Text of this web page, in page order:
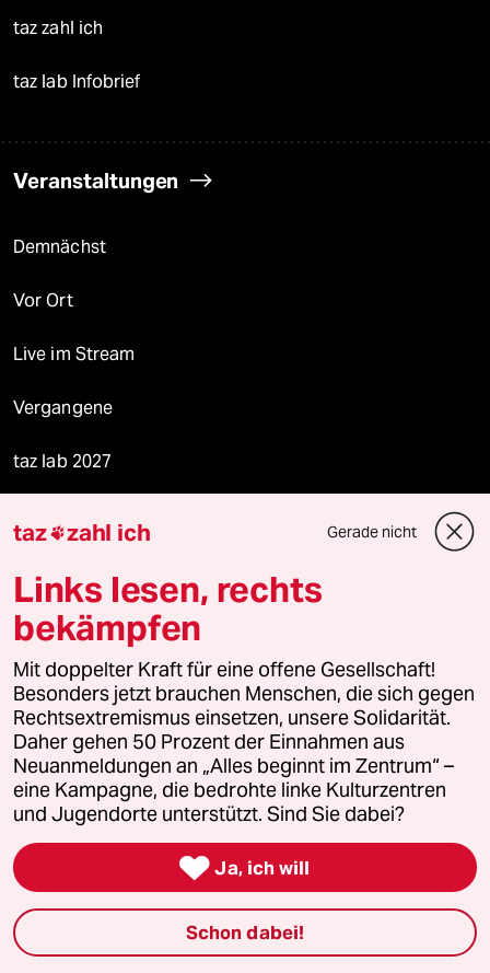
taz zahl ich
taz lab Infobrief
Veranstaltungen
Demnächst
Vor Ort
Live im Stream
Vergangene
taz lab 2027
taz Blogs
taz FUTURZWEI
Le Monde diplomatique
taz Archiv
Mehr taz Angebote
Reisen
taz zahl ich Gerade nicht
Links lesen, rechts
bekämpfen
Mit doppelter Kraft für eine offene Gesellschaft!
Besonders jetzt brauchen Menschen, die sich gegen
Rechtsextremismus einsetzen, unsere Solidarität.
Daher gehen 50 Prozent der Einnahmen aus
Neuanmeldungen an „Alles beginnt im Zentrum“ –
eine Kampagne, die bedrohte linke Kulturzentren
und Jugendorte unterstützt. Sind Sie dabei?
 Ja, ich will
Schon dabei!